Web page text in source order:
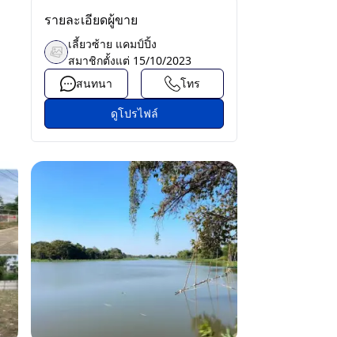
รายละเอียดผู้ขาย
เลี้ยวซ้าย แคมป์ปิ้ง
สมาชิกตั้งแต่ 15/10/2023
สนทนา
โทร
ดูโปรไฟล์